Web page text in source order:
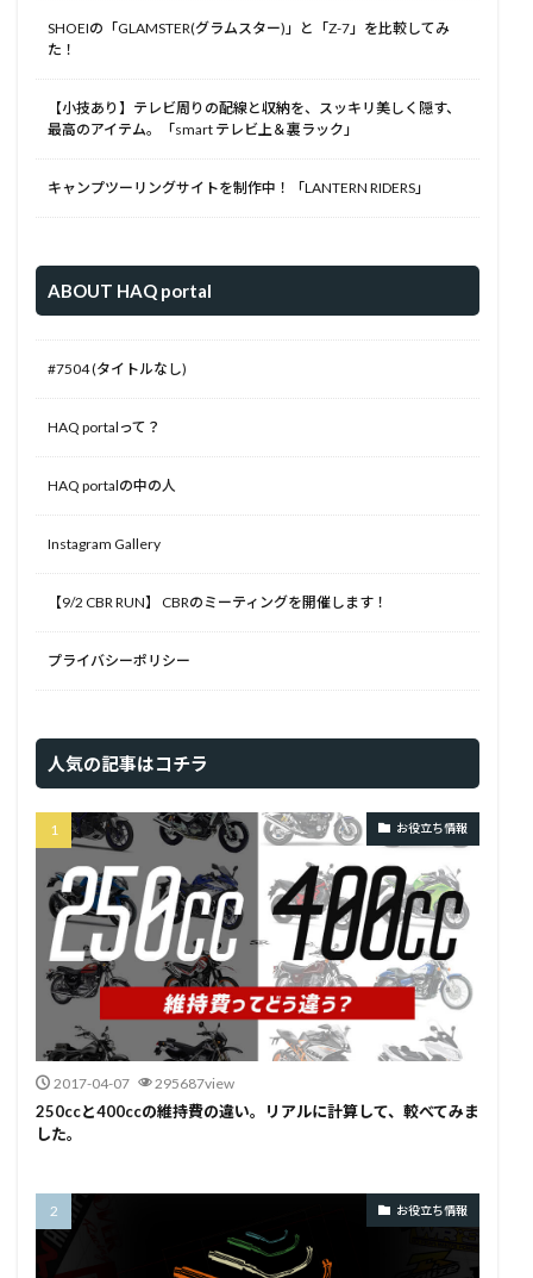
SHOEIの「GLAMSTER(グラムスター)」と「Z-7」を比較してみ
た！
【小技あり】テレビ周りの配線と収納を、スッキリ美しく隠す、
最高のアイテム。「smart テレビ上＆裏ラック」
キャンプツーリングサイトを制作中！「LANTERN RIDERS」
ABOUT HAQ portal
#7504 (タイトルなし)
HAQ portalって？
HAQ portalの中の人
Instagram Gallery
【9/2 CBR RUN】 CBRのミーティングを開催します！
プライバシーポリシー
人気の記事はコチラ
お役立ち情報
2017-04-07 295687view
250ccと400ccの維持費の違い。リアルに計算して、較べてみま
した。
お役立ち情報